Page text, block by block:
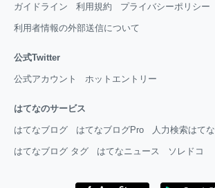
ガイドライン 利用規約 プライバシーポリシー
利用者情報の外部送信について
公式Twitter
公式アカウント ホットエントリー
はてなのサービス
はてなブログ はてなブログPro 人力検索はてな
はてなブログ タグ はてなニュース ソレドコ